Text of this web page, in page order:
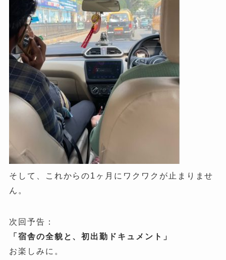
そして、これからの1ヶ月にワクワクが止まりませ
ん。
次回予告：
「宿舎の全貌と、初出勤ドキュメント」
お楽しみに。